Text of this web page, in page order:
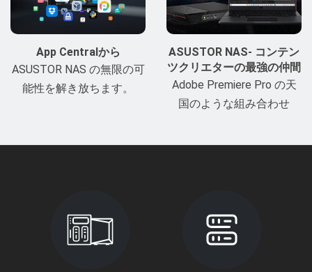
App Centralから
ASUSTOR NAS の無限の可
能性を解き放ちます。
ASUSTOR NAS- コンテン
ツクリエターの最強の仲間
Adobe Premiere Pro の天
国のような組み合わせ